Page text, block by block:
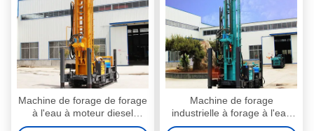
Machine de forage de forage
à l'eau à moteur diesel
Diamètre de forage 140-325
Machine de forage
industrielle à forage à l'eau
de 7000 kg